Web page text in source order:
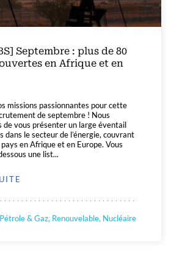
Septembre : plus de 80
en Afrique et en
missions passionnantes pour cette
de septembre ! Nous
de vous présenter un large éventail
dans le secteur de l’énergie, couvrant
en Afrique et en Europe. Vous
une list...
& Gaz, Renouvelable, Nucléaire